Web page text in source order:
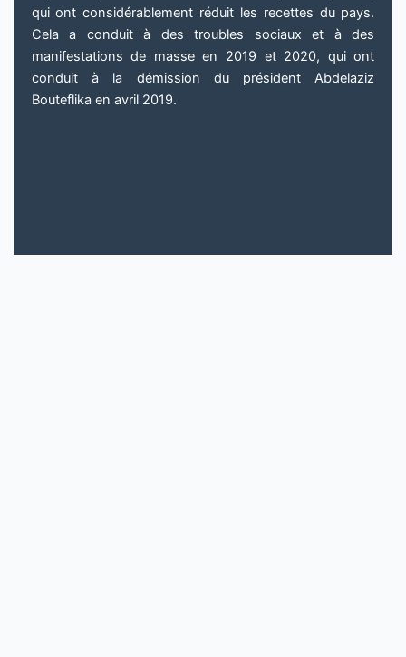
qui ont considérablement réduit les recettes du pays.
Cela a conduit à des troubles sociaux et à des
manifestations de masse en 2019 et 2020, qui ont
conduit à la démission du président Abdelaziz
Bouteflika en avril 2019.